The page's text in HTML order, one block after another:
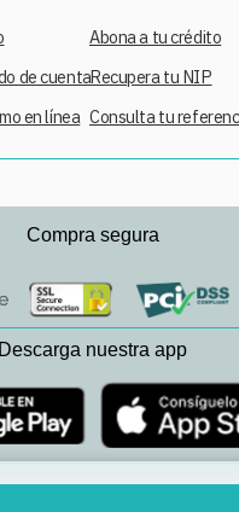
de cuenta
en línea
Abona a tu crédito
Recupera tu NIP
Consulta tu
Compra segura
Descarga nuestra app